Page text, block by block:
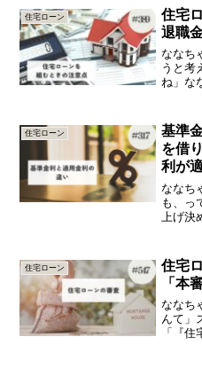
年？」
たら、
住宅ローン
住宅
退職
ななち
うと考
ね」な
なちゃ
日は、
住宅ローン
基準
を借
利が
ななち
も、っ
上げ決
は、日
ん」な
住宅ローン
住宅
「本
ななち
んて」
「『